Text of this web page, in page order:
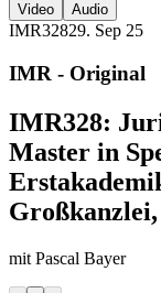
Video Audio
IMR32829. Sep 25
IMR - Original
IMR328:
Master in
mit Pascal Bayer